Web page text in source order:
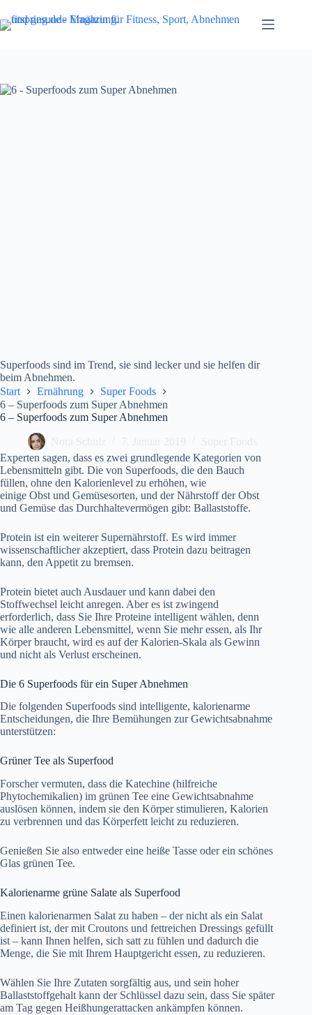
Inhalt
springen
Superfoods sind im Trend, sie sind lecker und sie helfen dir
beim Abnehmen.
Start
Ernährung
Super Foods
6 – Superfoods zum Super Abnehmen
6 – Superfoods zum Super Abnehmen
Nora Schulz 7. Januar 2019
Super Foods
Experten sagen, dass es zwei grundlegende Kategorien von
Lebensmitteln gibt. Die von Superfoods, die den Bauch
füllen, ohne den Kalorienlevel zu erhöhen, wie
einige Obst und Gemüsesorten, und der Nährstoff der Obst
und Gemüse das Durchhaltevermögen gibt: Ballaststoffe.
Protein ist ein weiterer Supernährstoff. Es wird immer
wissenschaftlicher akzeptiert, dass Protein dazu beitragen
kann, den Appetit zu bremsen.
Protein bietet auch Ausdauer und kann dabei den
Stoffwechsel leicht anregen. Aber es ist zwingend
erforderlich, dass Sie Ihre Proteine intelligent wählen, denn
wie alle anderen Lebensmittel, wenn Sie mehr essen, als Ihr
Körper braucht, wird es auf der Kalorien-Skala als Gewinn
und nicht als Verlust erscheinen.
Die 6 Superfoods für ein Super Abnehmen
Die folgenden Superfoods sind intelligente, kalorienarme
Entscheidungen, die Ihre Bemühungen zur Gewichtsabnahme
unterstützen:
Grüner Tee als Superfood
Forscher vermuten, dass die Katechine (hilfreiche
Phytochemikalien) im grünen Tee eine Gewichtsabnahme
auslösen können, indem sie den Körper stimulieren, Kalorien
zu verbrennen und das Körperfett leicht zu reduzieren.
Genießen Sie also entweder eine heiße Tasse oder ein schönes
Glas grünen Tee.
Kalorienarme grüne Salate als Superfood
Einen kalorienarmen Salat zu haben – der nicht als ein Salat
definiert ist, der mit Croutons und fettreichen Dressings gefüllt
ist – kann Ihnen helfen, sich satt zu fühlen und dadurch die
Menge, die Sie mit Ihrem Hauptgericht essen, zu reduzieren.
Wählen Sie Ihre Zutaten sorgfältig aus, und sein hoher
Ballaststoffgehalt kann der Schlüssel dazu sein, dass Sie später
am Tag gegen Heißhungerattacken ankämpfen können.